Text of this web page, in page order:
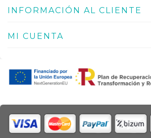
INFORMACIÓN AL CLIENTE
MI CUENTA